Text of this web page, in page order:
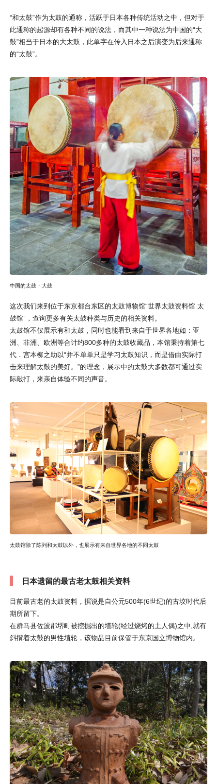
“和太鼓”作为太鼓的通称，活跃于日本各种传统活动之中，但对于
此通称的起源却有各种不同的说法，而其中一种说法为中国的“大
鼓”相当于日本的大太鼓，此单字在传入日本之后演变为后来通称
的“太鼓”。
中国的太鼓・大鼓
这次我们来到位于东京都台东区的太鼓博物馆“世界太鼓资料馆 太
鼓馆”，查询更多有关太鼓种类与历史的相关资料。
太鼓馆不仅展示有和太鼓，同时也能看到来自于世界各地如：亚
洲、非洲、欧洲等合计约800多种的太鼓收藏品，本馆秉持着第七
代．宫本柳之助以“并不单单只是学习太鼓知识，而是借由实际打
击来理解太鼓的美好。”的理念，展示中的太鼓大多数都可通过实
际敲打，来亲自体验不同的声音。
太鼓馆除了陈列和太鼓以外，也展示有来自世界各地的不同太鼓
日本遗留的最古老太鼓相关资料
目前最古老的太鼓资料，据说是自公元500年(6世纪)的古坟时代后
期所留下。
在群马县佐波郡堺町被挖掘出的埴轮(经过烧烤的土人偶)之中,就有
斜揹着太鼓的男性埴轮，该物品目前保管于东京国立博物馆内。